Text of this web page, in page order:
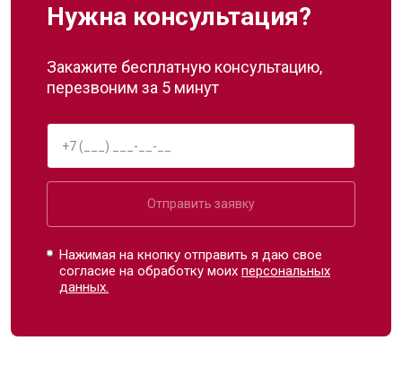
Нужна консультация?
Закажите бесплатную консультацию,
перезвоним за 5 минут
Отправить заявку
Нажимая на кнопку отправить я даю свое
согласие на обработку моихперсональных
данных.